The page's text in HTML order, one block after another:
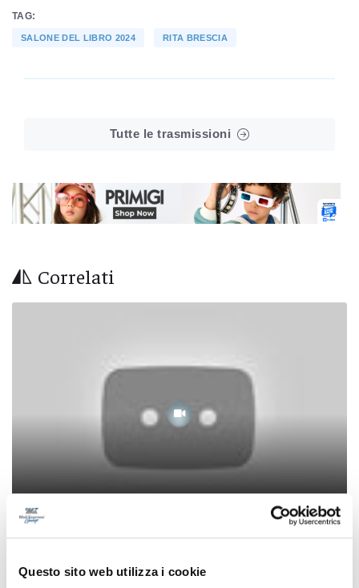
Questo sito web utilizza i cookie
TAG:
SALONE DEL LIBRO 2024 RITA BRESCIA
Tutte le trasmissioni
Correlati
23/06/2024